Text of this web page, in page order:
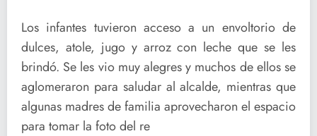
Los infantes tuvieron acceso a un envoltorio de
dulces, atole, jugo y arroz con leche que se les
brindó. Se les vio muy alegres y muchos de ellos se
aglomeraron para saludar al alcalde, mientras que
algunas madres de familia aprovecharon el espacio
para tomar la foto del re